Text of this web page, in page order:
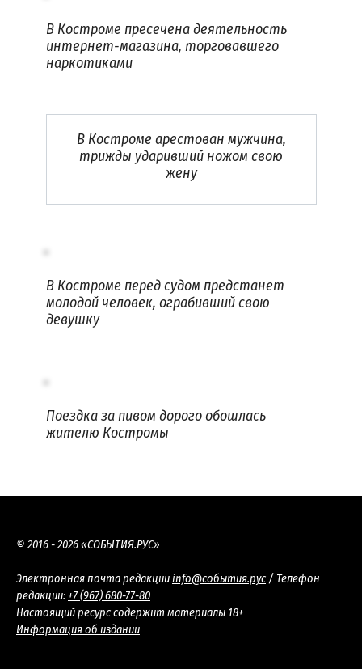
В Костроме пресечена деятельность
интернет-магазина, торговавшего
наркотиками
В Костроме арестован мужчина,
трижды ударивший ножом свою
жену
В Костроме перед судом предстанет
молодой человек, ограбивший свою
девушку
Поездка за пивом дорого обошлась
жителю Костромы
© 2016 - 2026 «СОБЫТИЯ.РУС»
Электронная почта редакцииinfo@события.рус / Телефон
редакции: +7 (967) 680-77-80
Настоящий ресурс содержит материалы 18+
Информация об издании